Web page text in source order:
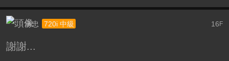
16 F
承忠 720i 中級
謝謝...